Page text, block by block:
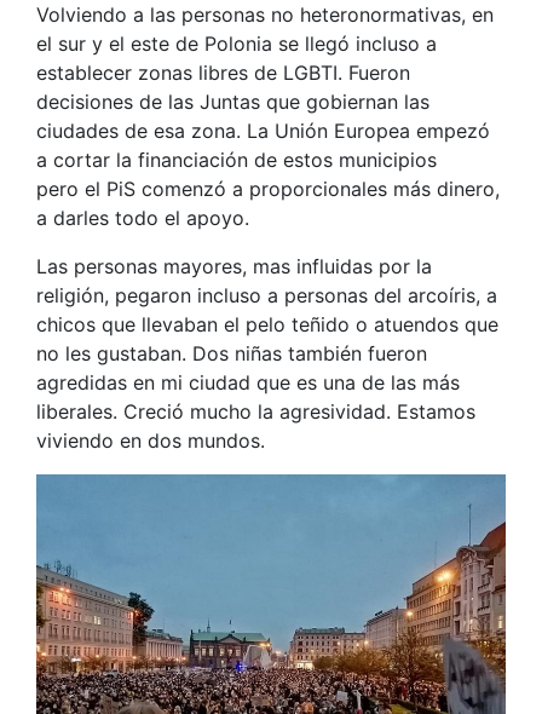
Volviendo a las personas no heteronormativas, en
el sur y el este de Polonia se llegó incluso a
establecer zonas libres de LGBTI. Fueron
decisiones de las Juntas que gobiernan las
ciudades de esa zona. La Unión Europea empezó
a cortar la financiación de estos municipios
pero el PiS comenzó a proporcionales más dinero,
a darles todo el apoyo.
Las personas mayores, mas influidas por la
religión, pegaron incluso a personas del arcoíris, a
chicos que llevaban el pelo teñido o atuendos que
no les gustaban. Dos niñas también fueron
agredidas en mi ciudad que es una de las más
liberales. Creció mucho la agresividad. Estamos
viviendo en dos mundos.